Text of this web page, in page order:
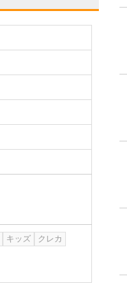
キッズ
クレカ